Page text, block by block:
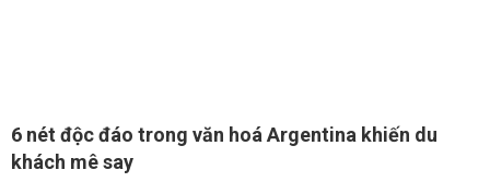
6 nét độc đáo trong văn hoá Argentina khiến du
khách mê say